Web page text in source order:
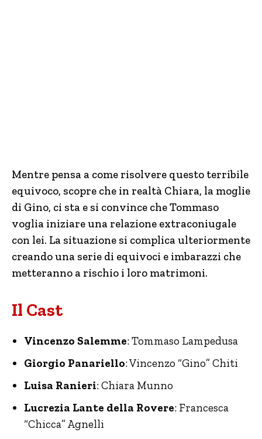
Mentre pensa a come risolvere questo terribile
equivoco, scopre che in realtà Chiara, la moglie
di Gino, ci sta e si convince che Tommaso
voglia iniziare una relazione extraconiugale
con lei. La situazione si complica ulteriormente
creando una serie di equivoci e imbarazzi che
metteranno a rischio i loro matrimoni.
Il Cast
Vincenzo Salemme: Tommaso Lampedusa
Giorgio Panariello: Vincenzo “Gino” Chiti
Luisa Ranieri: Chiara Munno
Lucrezia Lante della Rovere: Francesca
“Chicca” Agnelli